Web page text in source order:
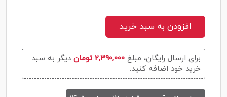
افزودن به سبد خرید
برای ارسال رایگان، مبلغ 2,390,000 تومان
دیگر به سبد
خرید خود اضافه کنید.